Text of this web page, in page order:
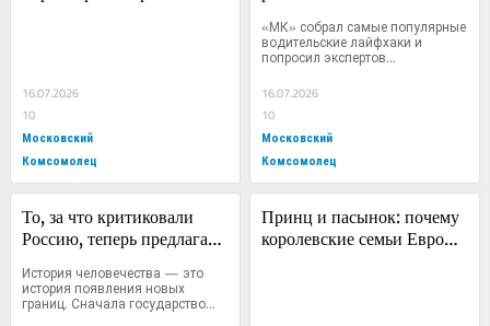
16.07.2026
10
Московский
Комсомолец
дорогостоящий ремонт
«МК» собрал самые популярные
водительские лайфхаки и
попросил экспертов...
16.07.2026
10
Московский
Комсомолец
То, за что критиковали
Россию, теперь предлагает
История человечества — это
история появления новых
границ. Сначала государство...
Принц и пасынок: почему
королевские семьи Европы